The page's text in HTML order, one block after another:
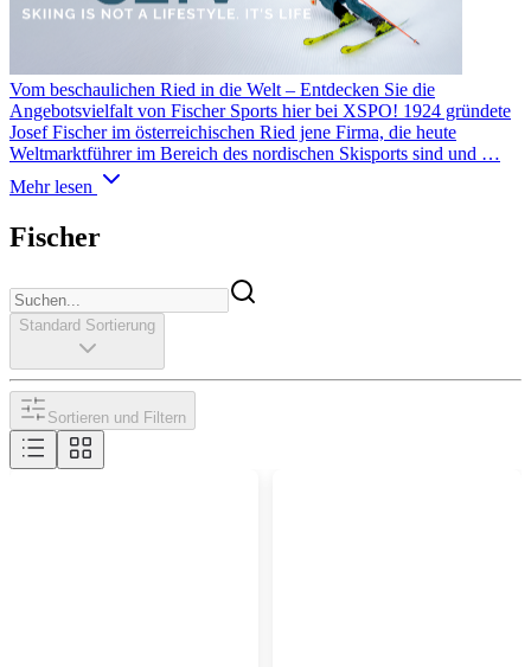
Vom beschaulichen Ried in die Welt – Entdecken Sie die
Angebotsvielfalt von Fischer Sports hier bei XSPO! 1924 gründete
Josef Fischer im österreichischen Ried jene Firma, die heute
Weltmarktführer im Bereich des nordischen Skisports sind und …
Mehr lesen
Fischer
Standard Sortierung
Sortieren und Filtern